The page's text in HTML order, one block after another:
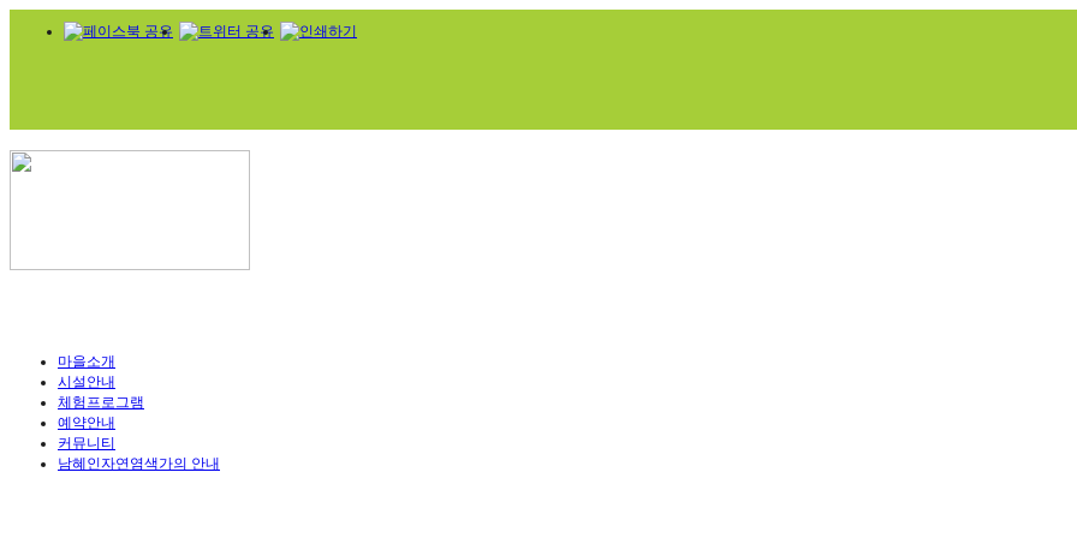
마을소개
시설안내
체험프로그램
예약안내
커뮤니티
남혜인자연염색가의 안내